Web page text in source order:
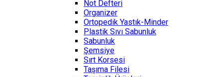
Not Defteri
Organizer
Ortopedik Yastık-Minder
Plastik Sıvı Sabunluk
Sabunluk
Şemsiye
Sırt Korsesi
Taşıma Filesi